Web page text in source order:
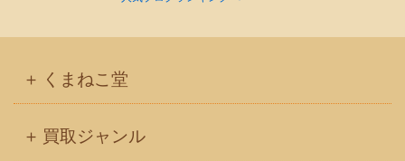
くまねこ堂
買取ジャンル